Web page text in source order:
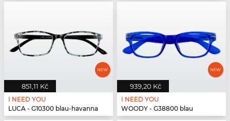
851,11 Kč
I NEED YOU
LUCA - G10300 blau-havanna
939,20 Kč
I NEED YOU
WOODY - G38800 blau